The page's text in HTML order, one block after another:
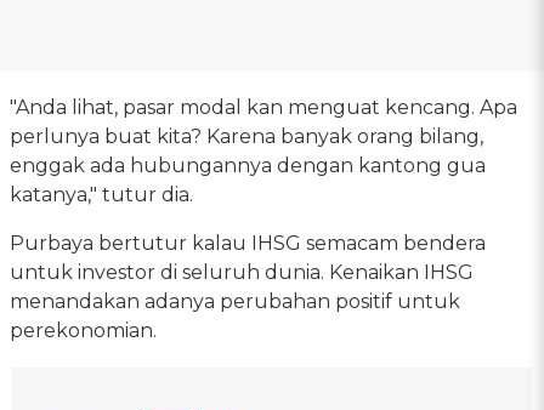
"Anda lihat, pasar modal kan menguat kencang. Apa
perlunya buat kita? Karena banyak orang bilang,
enggak ada hubungannya dengan kantong gua
katanya," tutur dia.
Purbaya bertutur kalau IHSG semacam bendera
untuk investor di seluruh dunia. Kenaikan IHSG
menandakan adanya perubahan positif untuk
perekonomian.